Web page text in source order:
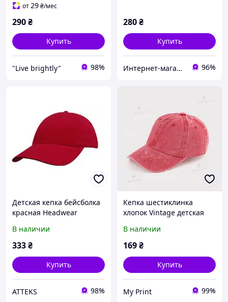
от29₴/мес
290₴
Купить
"Live brightly" 98%
280₴
Купить
Интернет-магазин модной одежды "Urban Style" 96%
Детская кепка бейсболка
красная Headwear
В наличии
333₴
Купить
ATTEKS 98%
Кепка шестиклинка
хлопок Vintage детская
В наличии
169₴
Купить
My Print 99%